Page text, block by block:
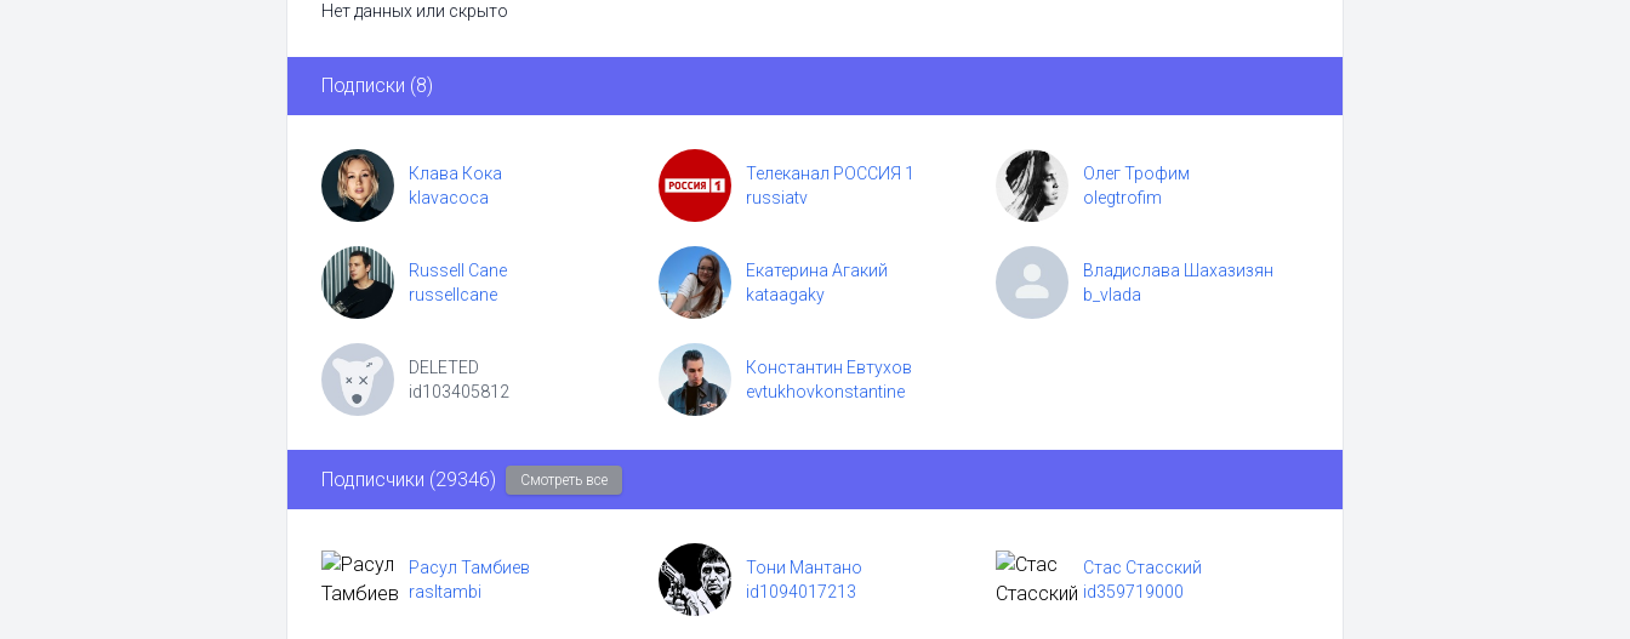
Нет данных или скрыто
Подписки (8)
Клава Кока
klavacoca
Телеканал РОССИЯ 1
russiatv
Олег Трофим
olegtrofim
Russell Cane
russellcane
Екатерина Агакий
kataagaky
Владислава Шахазизян
b_vlada
DELETED
id103405812
Константин Евтухов
evtukhovkonstantine
Подписчики (29346) Смотреть все
Расул Тамбиев
rasltambi
Тони Мантано
id1094017213
Стас Стасский
id359719000